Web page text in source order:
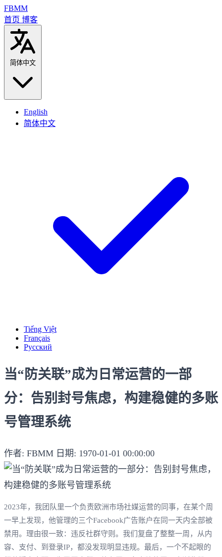
FBMM
首页 博客
简体中文
English
简体中文
Tiếng Việt
Français
Русский
当“防关联”成为日常运营的一部
分：告别封号焦虑，构建稳健的多账
号管理系统
作者: FBMM 日期: 1970-01-01 00:00:00
2023年，我团队里一个负责欧洲市场社媒运营的同事，在某个周
一早上发现，他管理的三个Facebook广告账户在同一天内全部被
禁用。理由很一致：违反社群守则。我们复盘了整整一周，从内
容、支付、到登录IP，都没发现明显违规。最后，一个不起眼的